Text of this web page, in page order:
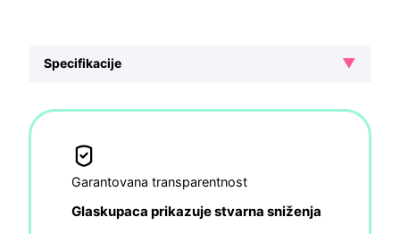
Specifikacije ▼
Garantovana transparentnost
Glaskupaca prikazuje stvarna sniženja